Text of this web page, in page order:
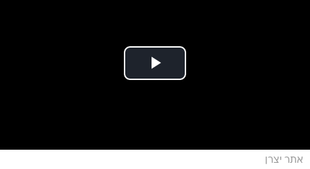
אתר יצרן